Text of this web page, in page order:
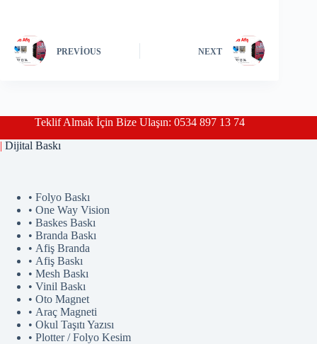
PREVIOUS NEXT
Teklif Almak İçin Bize Ulaşın: 0534 897 13 74
| Dijital Baskı
• Folyo Baskı
• One Way Vision
• Baskes Baskı
• Branda Baskı
• Afiş Branda
• Afiş Baskı
• Mesh Baskı
• Vinil Baskı
• Oto Magnet
• Araç Magneti
• Okul Taşıtı Yazısı
• Plotter / Folyo Kesim